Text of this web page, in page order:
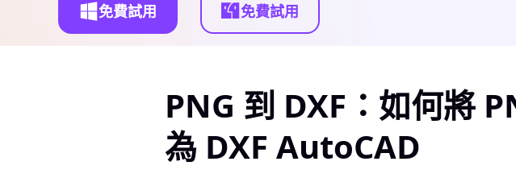
免費試用 免費試用
PNG 到 DXF：如何將
為 DXF AutoCAD